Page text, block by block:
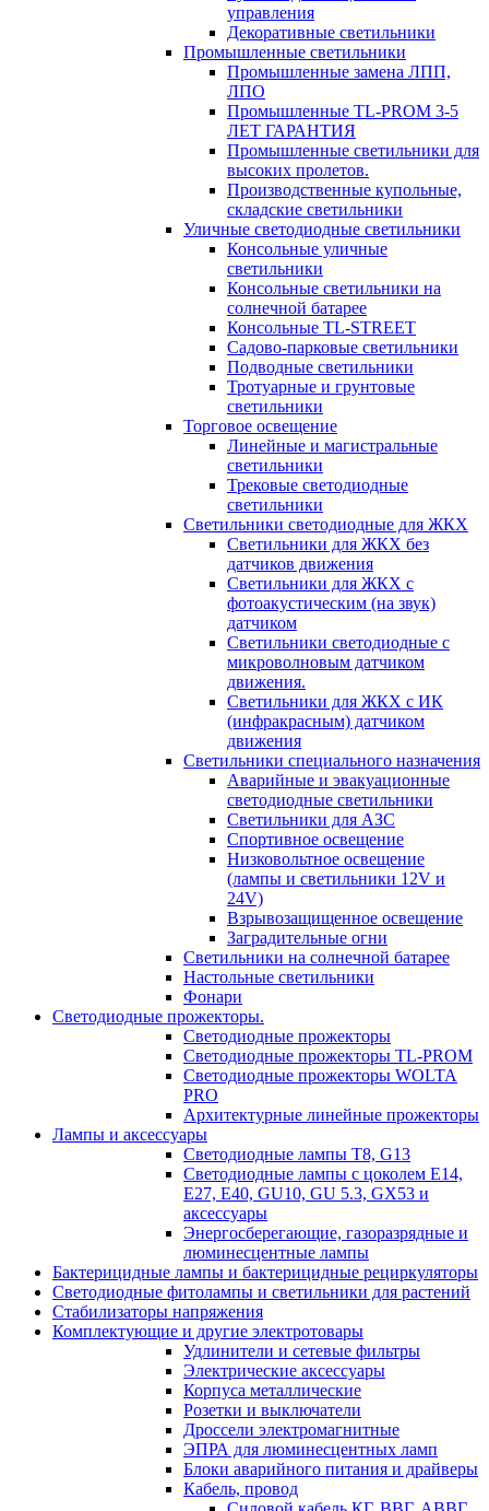
управления
Декоративные светильники
Промышленные светильники
Промышленные замена ЛПП,
ЛПО
Промышленные TL-PROM 3-5
ЛЕТ ГАРАНТИЯ
Промышленные светильники для
высоких пролетов.
Производственные купольные,
складские светильники
Уличные светодиодные светильники
Консольные уличные
светильники
Консольные светильники на
солнечной батарее
Консольные TL-STREET
Садово-парковые светильники
Подводные светильники
Тротуарные и грунтовые
светильники
Торговое освещение
Линейные и магистральные
светильники
Трековые светодиодные
светильники
Светильники светодиодные для ЖКХ
Светильники для ЖКХ без
датчиков движения
Светильники для ЖКХ с
фотоакустическим (на звук)
датчиком
Светильники светодиодные с
микроволновым датчиком
движения.
Светильники для ЖКХ с ИК
(инфракрасным) датчиком
движения
Светильники специального назначения
Аварийные и эвакуационные
светодиодные светильники
Светильники для АЗС
Спортивное освещение
Низковольтное освещение
(лампы и светильники 12V и
24V)
Взрывозащищенное освещение
Заградительные огни
Светильники на солнечной батарее
Настольные светильники
Фонари
Светодиодные прожекторы.
Светодиодные прожекторы
Светодиодные прожекторы TL-PROM
Светодиодные прожекторы WOLTA
PRO
Архитектурные линейные прожекторы
Лампы и аксессуары
Светодиодные лампы Т8, G13
Светодиодные лампы с цоколем Е14,
Е27, E40, GU10, GU 5.3, GX53 и
аксессуары
Энергосберегающие, газоразрядные и
люминесцентные лампы
Бактерицидные лампы и бактерицидные рециркуляторы
Светодиодные фитолампы и светильники для растений
Стабилизаторы напряжения
Комплектующие и другие электротовары
Удлинители и сетевые фильтры
Электрические аксессуары
Корпуса металлические
Розетки и выключатели
Дроссели электромагнитные
ЭПРА для люминесцентных ламп
Блоки аварийного питания и драйверы
Кабель, провод